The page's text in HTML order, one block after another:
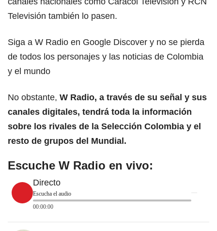
Televisión también lo pasen.
Siga a W Radio en Google Discover y no se pierda
de todos los personajes y las noticias de Colombia
y el mundo
No obstante, W Radio, a través de su señal y sus
canales digitales, tendrá toda la información
sobre los rivales de la Selección Colombia y el
resto de grupos del Mundial.
Escuche W Radio en vivo:
Directo
Escucha el audio
00:00:00